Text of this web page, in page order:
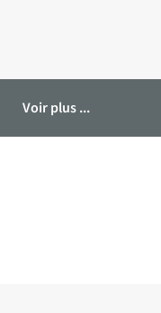
Voir plus ...